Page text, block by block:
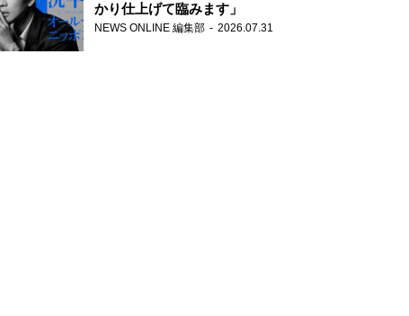
かり仕上げて臨みます」
NEWS ONLINE 編集部 2026.07.31